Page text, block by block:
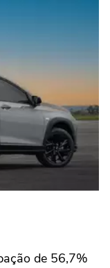
de 56,7%